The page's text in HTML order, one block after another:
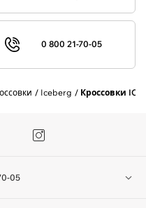
0 800 21-70-05
Iceberg Кроссовки
05